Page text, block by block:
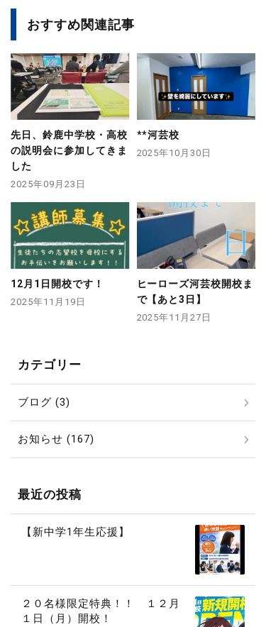
おすすめ関連記事
先日、鈴鹿中学校・高校
の説明会に参加してきま
した
2025年09月23日
**河芸校
2025年10月30日
12月1日開校です！
2025年11月19日
ヒーローズ河芸校開校ま
で【あと3日】
2025年11月27日
カテゴリー
ブログ (3)
お知らせ (167)
最近の投稿
【新中学1年生応援】
２０名様限定特典！！ １２月
１日（月）開校！